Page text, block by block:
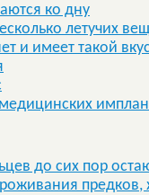
ко дну
летучих
и имеет такой
до сих пор